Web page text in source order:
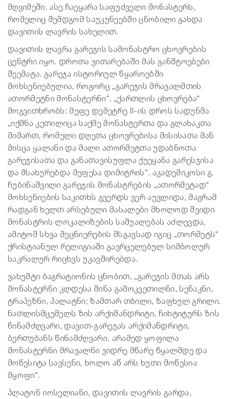
მღვიმეში. ასე ჩაეყარა საფუძველი მონასტერს,
რომელიც შემდგომ საუკუნეებში ცნობილი გახდა
დავითის ლავრის სახელით.
დავითის ლავრა გარეჯის სამონასტრო ცხოვრების
ცენტრი იყო. დროთა ვითარებაში მას განშტოებები
შეემატა. გარეჯა ისტორიულ წყაროებში
მოხსენიებულია, როგორც „გარეჯის მრავალმთის
ათორმეტნი მონასტერნი“. „ქართლის ცხოვრება“
მოგვითხრობს: მეფე დემეტრე II-ის დროს სადუნმა
„იქმნა კეთილიცა საქმე მონასტერთა და გლახაკთა
მიმართ, რომელი დღეთა ცხოვრებისა მისისათა მან
მისცა ყალანი და მალი ათორმეტთა უდაბნოთა
გარეჯისათა და განათავისუფლა ქუეყანა გარესჯისა
და მსახურებდა მეფესა დიმიტრის“. აკადემიკოსი გ.
ჩუბინაშვილი გარეჯის მონასტრების „ათორმეტად“
მოხსენიების საკითხს გვერდს ვერ აუვლიდა, მაგრამ
რადგან ხელთ არსებული მასალები მხოლოდ შვიდი
მონასტრის ლოკალიზების საშუალებას აძლევდა,
ამიტომ სხვა მეცნიერების მსგავსად იგიც „თორმეტს“
ქრისტიანულ რელიგიაში გავრცელებულ სიმბოლურ
საკრალურ რიცხვს უკავშირებდა.
ვახუშტი ბაგრატიონის ცნობით, „გარეჯის მთას არს
მონასტერნი კლდესა შინა გამოკვეთილნი, სენაკნი,
ტრაპეზნი, პალატნი; ზამთარ თბილი, ზაფხულ გრილი.
ნათლისმცემელს ზის არქიმანდრიტი, ჩიხტიტურს ზის
წინამძღვარი, დავით-გარეჯას არქიმანდრიტი,
ბერთუბანს წინამძღვარი. არამედ ყოფილა
მონასტერნი მრავალნი ვიდრე მწარე წყალმდე და
მოწესიტა სავსენი, ხოლო აწ არს ხუთი მოწესია
მყოფი“.
პლატონ იოსელიანი, დავითის ლავრის გარდა,